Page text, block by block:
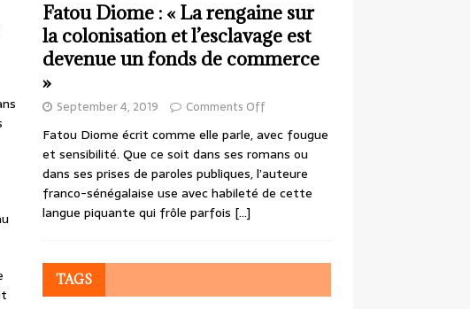
Fatou Diome : « La rengaine sur
la colonisation et l’esclavage est
devenue un fonds de commerce
»
September 4, 2019 Comments Off
Fatou Diome écrit comme elle parle, avec fougue
et sensibilité. Que ce soit dans ses romans ou
dans ses prises de paroles publiques, l’auteure
franco-sénégalaise use avec habileté de cette
langue piquante qui frôle parfois […]
TAGS